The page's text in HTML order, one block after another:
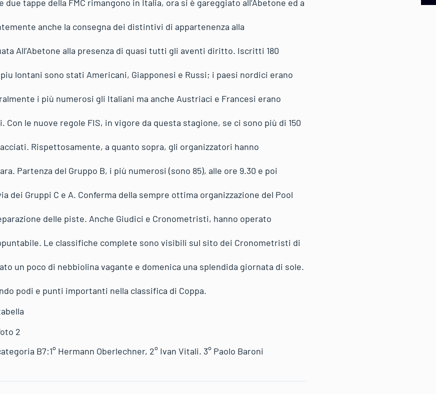
tappe della FMC rimangono in Italia, ora si è gareggiato all’Abetone ed a
anche la consegna dei distintivi di appartenenza alla
All’Abetone alla presenza di quasi tutti gli aventi diritto. Iscritti 180
lontani sono stati Americani, Giapponesi e Russi; i paesi nordici erano
i più numerosi gli Italiani ma anche Austriaci e Francesi erano
le nuove regole FIS, in vigore da questa stagione, se ci sono più di 150
Rispettosamente, a quanto sopra, gli organizzatori hanno
Partenza del Gruppo B, i più numerosi (sono 85), alle ore 9.30 e poi
dei Gruppi C e A. Conferma della sempre ottima organizzazione del Pool
delle piste. Anche Giudici e Cronometristi, hanno operato
Le classifiche complete sono visibili sul sito dei Cronometristi di
un poco di nebbiolina vagante e domenica una splendida giornata di sole.
podi e punti importanti nella classifica di Coppa.
B7:1° Hermann Oberlechner, 2° Ivan Vitali. 3° Paolo Baroni